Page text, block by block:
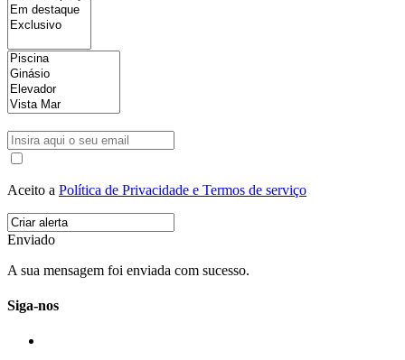
Aceito a Política de Privacidade e Termos de serviço
Enviado
A sua mensagem foi enviada com sucesso.
Siga-nos